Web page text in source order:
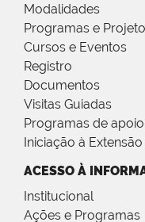
Modalidades
Programas e
Cursos e Eventos
Registro
Documentos
Visitas Guiadas
Programas de
Iniciação à Extensão
ACESSO À
Institucional
Ações e Programas